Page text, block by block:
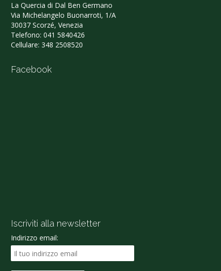
La Quercia di Dal Ben Germano‎
Via Michelangelo Buonarroti, 1/A
30037 Scorzé, Venezia
Telefono:041 5840426
Cellulare:348 2508520
Facebook
Iscriviti alla newsletter
Indirizzo email: